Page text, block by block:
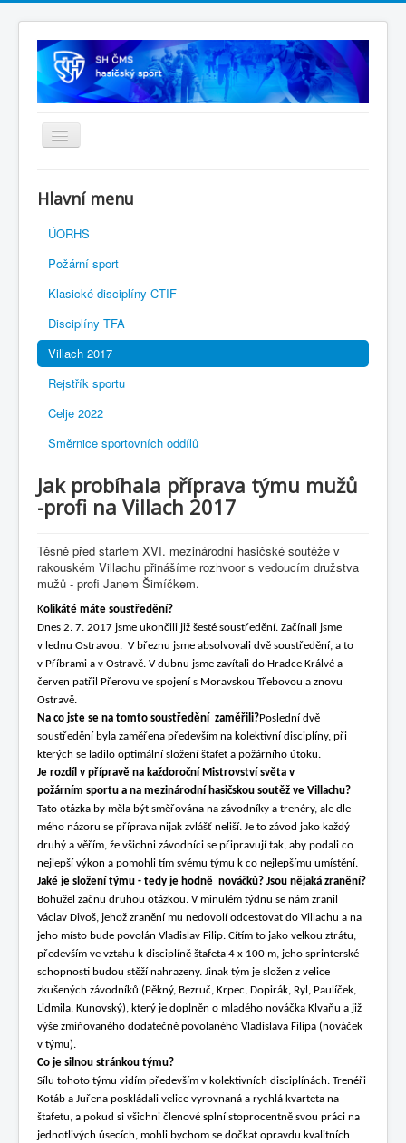
SH ČMS
Hlavní menu
ÚORHS
Požární sport
Klasické disciplíny CTIF
Disciplíny TFA
Villach 2017
Rejstřík sportu
Celje 2022
Směrnice sportovních oddílů
Jak probíhala příprava týmu mužů
-profi na Villach 2017
Těsně před startem XVI. mezinárodní hasičské soutěže v
rakouském Villachu přinášíme rozhvoor s vedoucím družstva
mužů - profi Janem Šimíčkem.
Kolikáté máte soustředění?
Dnes 2. 7. 2017 jsme ukončili již šesté soustředění. Začínali jsme
v lednu Ostravou. V březnu jsme absolvovali dvě soustředění, a to
v Příbrami a v Ostravě. V dubnu jsme zavítali do Hradce Králvé a
červen patřil Přerovu ve spojení s Moravskou Třebovou a znovu
Ostravě.
Na co jste se na tomto soustředění zaměřili?Poslední dvě
soustředění byla zaměřena především na kolektivní disciplíny, při
kterých se ladilo optimální složení štafet a požárního útoku.
Je rozdíl v přípravě na každoroční Mistrovství světa v
požárním sportu a na mezinárodní hasičskou soutěž ve Villachu?
Tato otázka by měla být směřována na závodníky a trenéry, ale dle
mého názoru se příprava nijak zvlášť neliší. Je to závod jako každý
druhý a věřím, že všichni závodníci se připravují tak, aby podali co
nejlepší výkon a pomohli tím svému týmu k co nejlepšímu umístění.
Jaké je složení týmu - tedy je hodně nováčků? Jsou nějaká zranění?
Bohužel začnu druhou otázkou. V minulém týdnu se nám zranil
Václav Divoš, jehož zranění mu nedovolí odcestovat do Villachu a na
jeho místo bude povolán Vladislav Filip. Cítím to jako velkou ztrátu,
především ve vztahu k disciplíně štafeta 4 x 100 m, jeho sprinterské
schopnosti budou stěží nahrazeny. Jinak tým je složen z velice
zkušených závodníků (Pěkný, Bezruč, Krpec, Dopirák, Ryl, Paulíček,
Lidmila, Kunovský), který je doplněn o mladého nováčka Klvaňu a již
výše zmiňovaného dodatečně povolaného Vladislava Filipa (nováček
v týmu).
Co je silnou stránkou týmu?
Sílu tohoto týmu vidím především v kolektivních disciplínách. Trenéři
Kotáb a Juřena poskládali velice vyrovnaná a rychlá kvarteta na
štafetu, a pokud si všichni členové splní stoprocentně svou práci na
jednotlivých úsecích, mohli bychom se dočkat opravdu kvalitních